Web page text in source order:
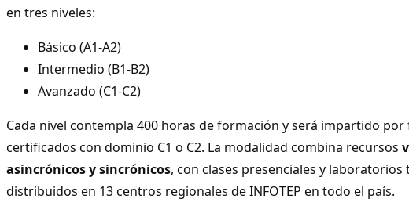
en tres niveles:
Básico (A1-A2)
Intermedio (B1-B2)
Avanzado (C1-C2)
Cada nivel contempla 400 horas de formación y será impartido
certificados con dominio C1 o C2. La modalidad combina recursos
asincrónicos y sincrónicos, con clases presenciales y laboratorios
distribuidos en 13 centros regionales de INFOTEP en todo el país.